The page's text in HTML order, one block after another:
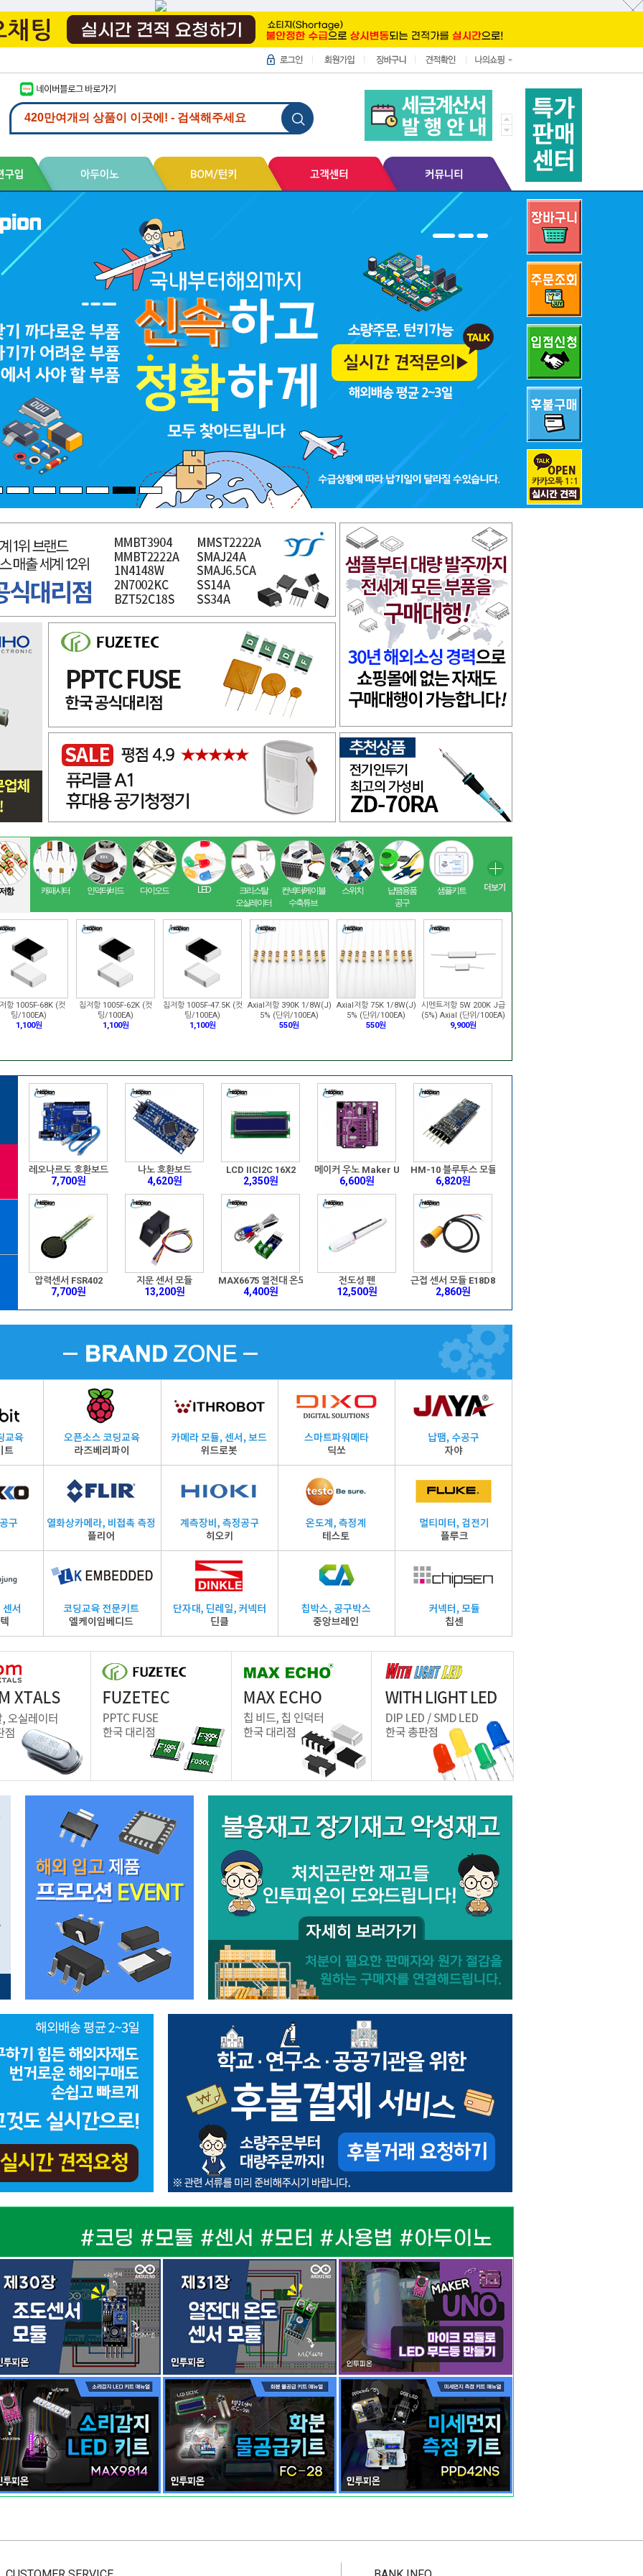
항 캐패시터 인덕터/비드 다이오드 LED
크리스탈
오실레이터
컨넥터/케이블
수축튜브
스위치
납땜용품
공구
샘플키트
항 1005F-68K (컷
팅/100EA)
1,100원
칩저항 1005F-62K (컷
팅/100EA)
1,100원
칩저항 1005F-47.5K (컷
팅/100EA)
1,100원
Axial저항 390K 1/8W(J)
5% (단위/100EA)
550원
Axial저항 75K 1/8W(J)
5% (단위/100EA)
550원
시멘트저항 5W 200K J급
(5%) Axial (단위/100EA)
9,900원
레오나르도 호환보드
7,700원
나노 호환보드
4,620원
LCD IICI2C 16X2
2,350원
메이커 우노 Maker UNO
6,600원
HM-10 블루투스 모듈
6,820원
압력센서 FSR402
7,700원
지문 센서 모듈
13,200원
MAX6675 열전대 온도센서 모듈
4,400원
전도성 펜
12,500원
근접 센서 모듈 E18D80NK
2,860원